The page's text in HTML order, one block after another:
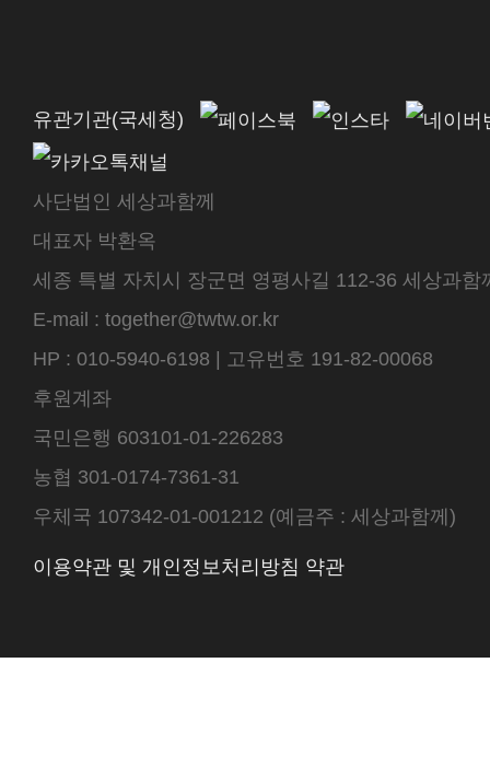
유관기관(국세청)
사단법인 세상과함께
대표자 박환옥
세종 특별 자치시 장군면 영평사길 112-36 세상과
E-mail : together@twtw.or.kr
HP : 010-5940-6198 | 고유번호 191-82-00068
후원계좌
국민은행 603101-01-226283
농협 301-0174-7361-31
우체국 107342-01-001212 (예금주 : 세상과함께)
이용약관 및 개인정보처리방침 약관